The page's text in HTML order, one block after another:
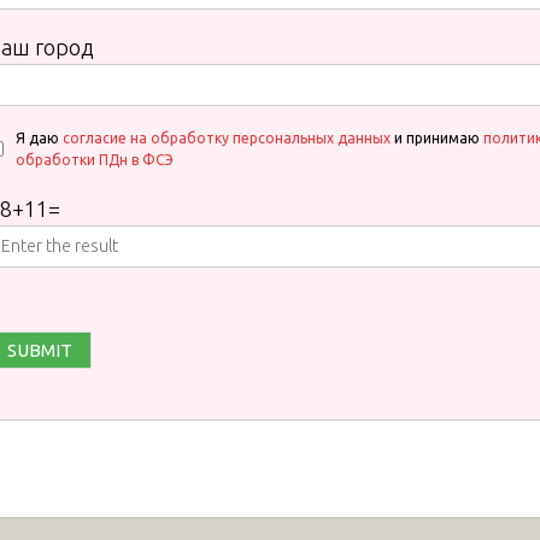
город
Я даю согласие на обработку персональных данных и принимаю
обработки ПДн в ФСЭ
+11 =